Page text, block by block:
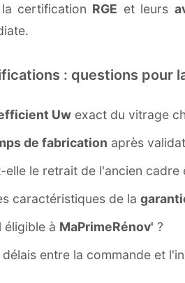
certification RGE et leurs
: questions pour
Uw exact du vitrage
de fabrication après
elle le retrait de l'ancien cadre
caractéristiques de la
éligible à MaPrimeRénov' ?
entre la commande et